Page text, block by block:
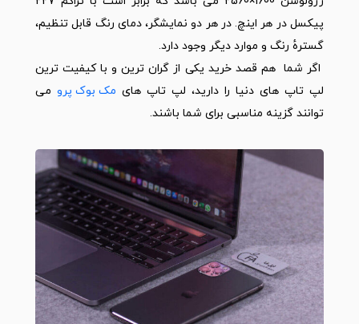
پیکسل در هر اینچ. در هر دو نمایشگر، دمای رنگ قابل تنظیم،
گسترهٔ رنگ و موارد دیگر وجود دارد.
اگر شما هم قصد خرید یکی از گران ترین و با کیفیت ترین
لپ تاپ های دنیا را دارید، لپ تاپ های مک بوک پرو می
توانند گزینه مناسبی برای شما باشند.